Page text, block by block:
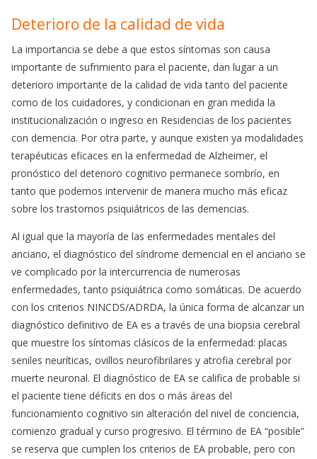
Deterioro de la calidad de vida
La importancia se debe a que estos síntomas son causa
importante de sufrimiento para el paciente, dan lugar a un
deterioro importante de la calidad de vida tanto del paciente
como de los cuidadores, y condicionan en gran medida la
institucionalización o ingreso en Residencias de los pacientes
con demencia. Por otra parte, y aunque existen ya modalidades
terapéuticas eficaces en la enfermedad de Alzheimer, el
pronóstico del deterioro cognitivo permanece sombrío, en
tanto que podemos intervenir de manera mucho más eficaz
sobre los trastornos psiquiátricos de las demencias.
Al igual que la mayoría de las enfermedades mentales del
anciano, el diagnóstico del síndrome demencial en el anciano se
ve complicado por la intercurrencia de numerosas
enfermedades, tanto psiquiátrica como somáticas. De acuerdo
con los criterios NINCDS/ADRDA, la única forma de alcanzar un
diagnóstico definitivo de EA es a través de una biopsia cerebral
que muestre los síntomas clásicos de la enfermedad: placas
seniles neuríticas, ovillos neurofibrilares y atrofia cerebral por
muerte neuronal. El diagnóstico de EA se califica de probable si
el paciente tiene déficits en dos o más áreas del
funcionamiento cognitivo sin alteración del nivel de conciencia,
comienzo gradual y curso progresivo. El término de EA “posible”
se reserva que cumplen los criterios de EA probable, pero con